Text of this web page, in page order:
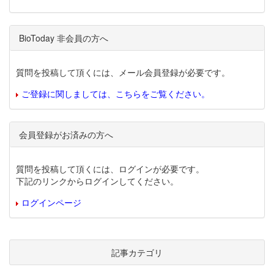
BioToday 非会員の方へ
質問を投稿して頂くには、メール会員登録が必要です。
ご登録に関しましては、こちらをご覧ください。
会員登録がお済みの方へ
質問を投稿して頂くには、ログインが必要です。
下記のリンクからログインしてください。
ログインページ
記事カテゴリ